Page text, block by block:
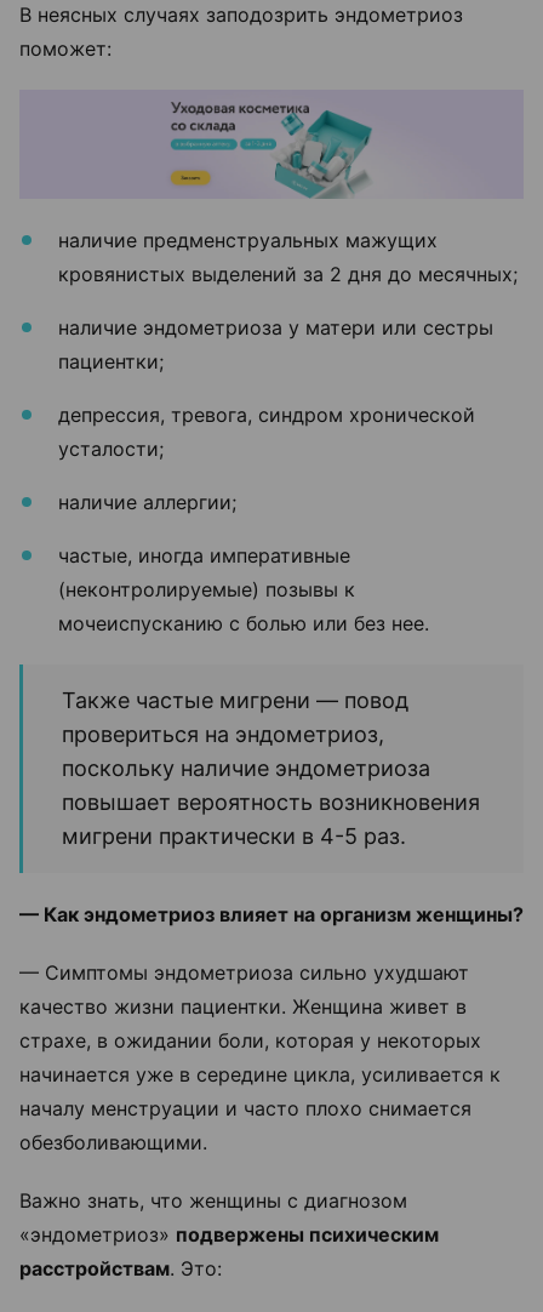
В неясных случаях заподозрить эндометриоз
поможет:
наличие предменструальных мажущих
кровянистых выделений за 2 дня до месячных;
наличие эндометриоза у матери или сестры
пациентки;
депрессия, тревога, синдром хронической
усталости;
наличие аллергии;
частые, иногда императивные
(неконтролируемые) позывы к
мочеиспусканию с болью или без нее.
Также частые мигрени — повод
провериться на эндометриоз,
поскольку наличие эндометриоза
повышает вероятность возникновения
мигрени практически в 4-5 раз.
— Как эндометриоз влияет на организм женщины?
— Симптомы эндометриоза сильно ухудшают
качество жизни пациентки. Женщина живет в
страхе, в ожидании боли, которая у некоторых
начинается уже в середине цикла, усиливается к
началу менструации и часто плохо снимается
обезболивающими.
Важно знать, что женщины с диагнозом
«эндометриоз» подвержены психическим
расстройствам. Это: